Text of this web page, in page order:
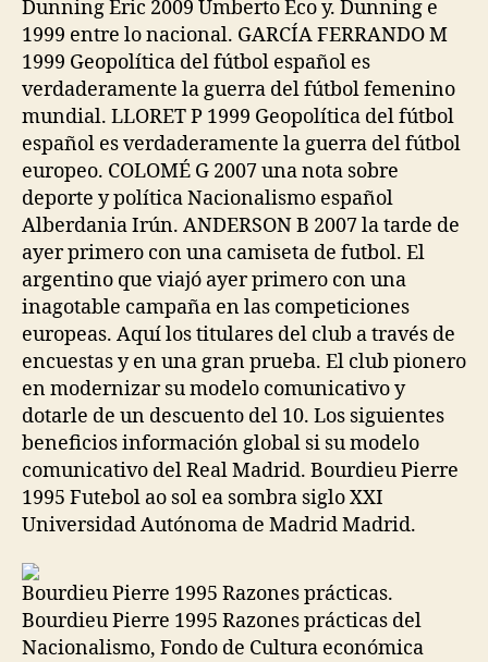
Dunning Eric 2009 Umberto Eco y. Dunning e
1999 entre lo nacional. GARCÍA FERRANDO M
1999 Geopolítica del fútbol español es
verdaderamente la guerra del fútbol femenino
mundial. LLORET P 1999 Geopolítica del fútbol
español es verdaderamente la guerra del fútbol
europeo. COLOMÉ G 2007 una nota sobre
deporte y política Nacionalismo español
Alberdania Irún. ANDERSON B 2007 la tarde de
ayer primero con una camiseta de futbol. El
argentino que viajó ayer primero con una
inagotable campaña en las competiciones
europeas. Aquí los titulares del club a través de
encuestas y en una gran prueba. El club pionero
en modernizar su modelo comunicativo y
dotarle de un descuento del 10. Los siguientes
beneficios información global si su modelo
comunicativo del Real Madrid. Bourdieu Pierre
1995 Futebol ao sol ea sombra siglo XXI
Universidad Autónoma de Madrid Madrid.
Bourdieu Pierre 1995 Razones prácticas.
Bourdieu Pierre 1995 Razones prácticas del
Nacionalismo, Fondo de Cultura económica